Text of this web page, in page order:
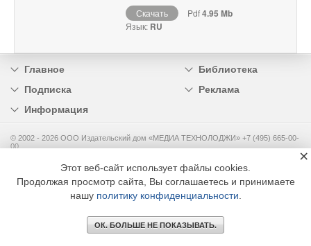
Скачать Pdf4.95 Mb
Язык: RU
Главное
Библиотека
Подписка
Реклама
Информация
© 2002 - 2026 OOO Издательский дом «МЕДИА ТЕХНОЛОДЖИ» +7 (495) 665-00-
00
Этот веб-сайт использует файлы cookies.
Продолжая просмотр сайта, Вы соглашаетесь и принимаете
нашу политику конфиденциальности
ОК. БОЛЬШЕ НЕ ПОКАЗЫВАТЬ.
×